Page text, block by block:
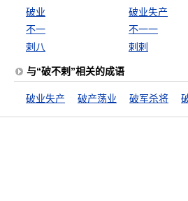
破业 破业失产
不一
不一一
剌八
剌剌
与“破不剌”相关的成语
破业失产 破产荡业 破军杀将